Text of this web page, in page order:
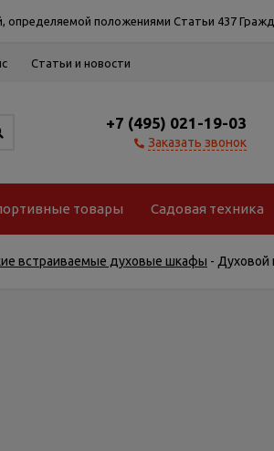
положениями Статьи 437
Статьи и новости
+7 (495) 021-19-03
Заказать звонок
товары Садовая техника
встраиваемые духовые шкафы - Духовой